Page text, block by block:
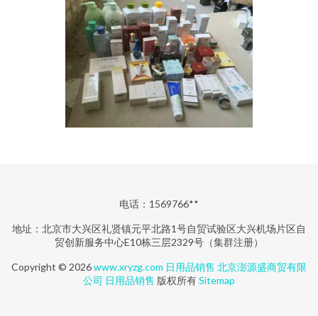
电话：1569766**
地址：北京市大兴区礼贤镇元平北路1号自贸试验区大兴机场片区自
贸创新服务中心E10栋三层2329号（集群注册）
Copyright © 2026www.xryzg.com 日用品销售 北京澎源盛商贸有限
公司 日用品销售 版权所有Sitemap